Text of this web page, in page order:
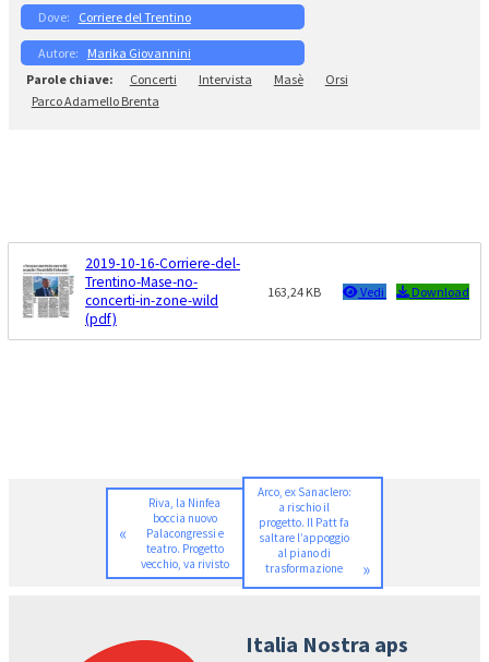
Corriere del Trentino
Marika Giovannini
Concerti
Intervista Masè
Orsi
Parco Adamello Brenta
2019-10-16-Corriere-del-
Trentino-Mase-no-
concerti-in-zone-wild
(pdf)
163,24 KB Vedi Download
«
Riva, la Ninfea
boccia nuovo
Palacongressi e
teatro. Progetto
vecchio, va rivisto
Arco, ex Sanaclero:
a rischio il
progetto. Il Patt fa
saltare l’appoggio
al piano di
trasformazione
»
Italia Nostra aps